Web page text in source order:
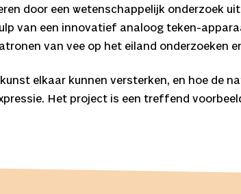
door een wetenschappelijk onderzoek
van een innovatief analoog teken-
van vee op het eiland onderzoeken
elkaar kunnen versterken, en hoe de
Het project is een treffend